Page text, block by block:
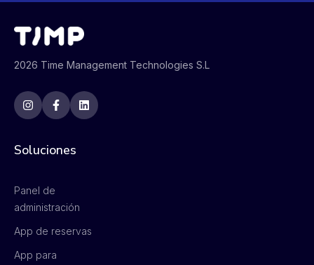
2026 Time Management Technologies S.L
Soluciones
Panel de
administración
App de reservas
App para